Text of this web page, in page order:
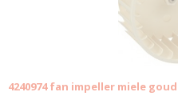
4240974 fan impeller miele